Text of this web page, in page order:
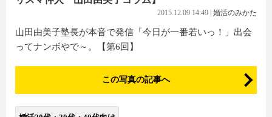
2015.12.09 14:49 婚活のみかた
山田由美子塾長が本音で発信「今日が一番若いっ！」出会
ってナンボやで～。【第6回】
この写真の記事へ